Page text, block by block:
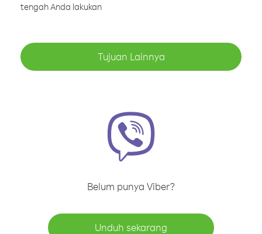
tengah Anda lakukan
Tujuan Lainnya
Belum punya Viber?
Unduh sekarang